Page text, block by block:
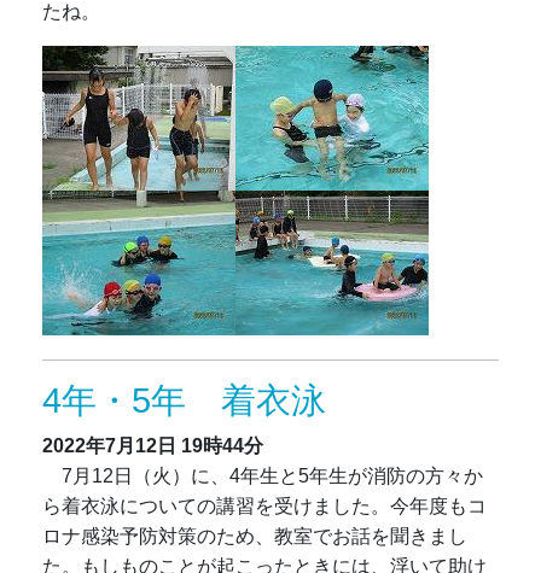
たね。
4年・5年 着衣泳
2022年7月12日 19時44分
7月12日（火）に、4年生と5年生が消防の方々か
ら着衣泳についての講習を受けました。今年度もコ
ロナ感染予防対策のため、教室でお話を聞きまし
た。もしものことが起こったときには、浮いて助け